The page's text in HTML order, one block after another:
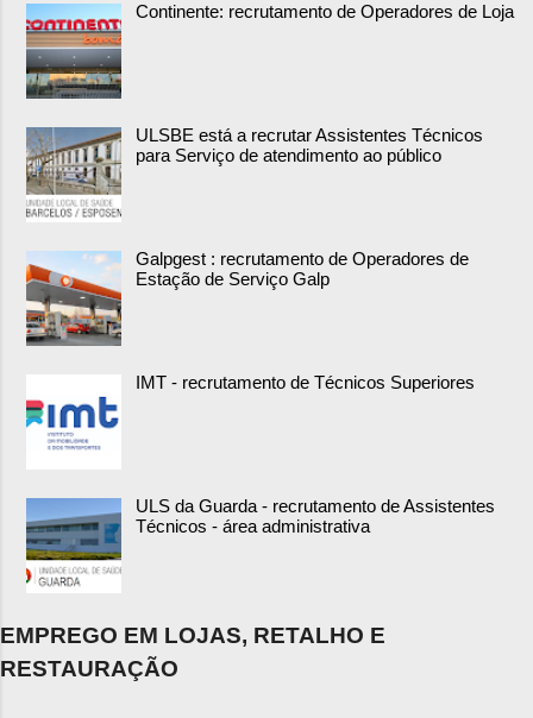
Continente: recrutamento de Operadores de Loja
ULSBE está a recrutar Assistentes Técnicos
para Serviço de atendimento ao público
Galpgest : recrutamento de Operadores de
Estação de Serviço Galp
IMT - recrutamento de Técnicos Superiores
ULS da Guarda - recrutamento de Assistentes
Técnicos - área administrativa
EMPREGO EM LOJAS, RETALHO E
RESTAURAÇÃO